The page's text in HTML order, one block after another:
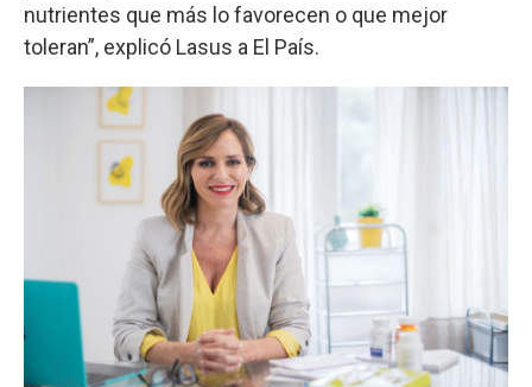
nutrientes que más lo favorecen o que mejor
toleran”, explicó Lasus a El País.